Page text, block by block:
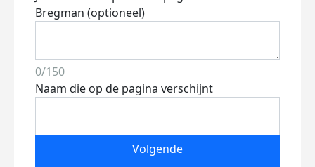
Bregman (optioneel)
0/150
Naam die op de pagina verschijnt
Volgende